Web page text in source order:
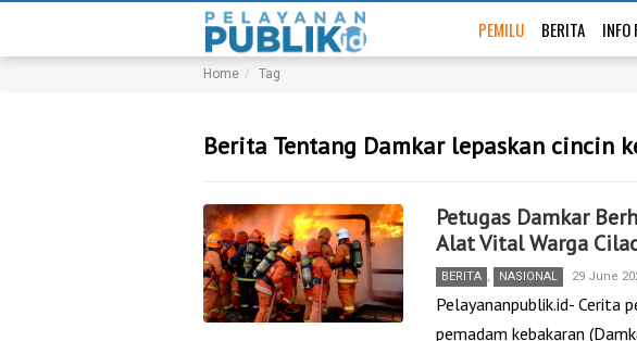
PEMILU BERITA INFO
Home Tag
Berita Tentang Damkar lepaskan cincin
Petugas Damkar
Alat Vital Warga
BERITA , NASIONAL 29 June
Pelayananpublik.id- Cerita
pemadam kebakaran